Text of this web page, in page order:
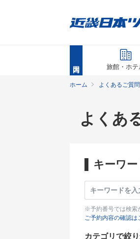
旅館・ホテ
ホーム よくあるご質
よくあ
キーワ
※予約番号では検索
ご予約内容の確認は
カテゴリで絞